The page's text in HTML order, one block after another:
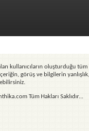
kullanıcıların oluşturduğu
görüş ve bilgilerin
Tüm Hakları